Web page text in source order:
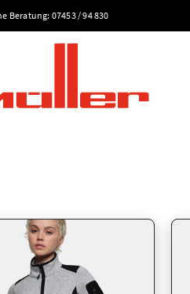
Beratung: 07453 / 94 830